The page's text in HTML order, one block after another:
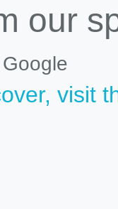
our
visit